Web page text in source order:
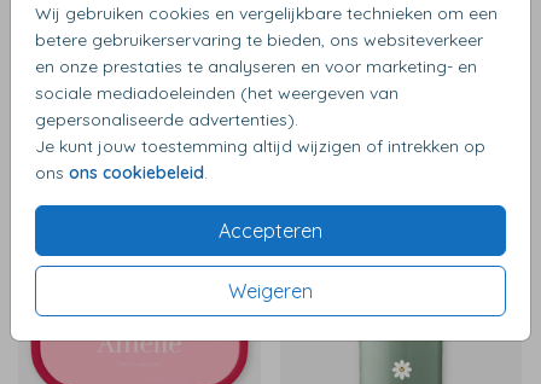
Wij gebruiken cookies en vergelijkbare technieken om een
betere gebruikerservaring te bieden, ons websiteverkeer
en onze prestaties te analyseren en voor marketing- en
sociale mediadoeleinden (het weergeven van
gepersonaliseerde advertenties).
Je kunt jouw toestemming altijd wijzigen of intrekken op
ons ons cookiebeleid
Accepteren
Weigeren
€ 23,99